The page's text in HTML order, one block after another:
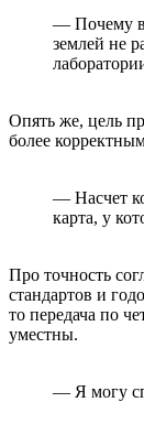
— Почему
землей не
Опять же, цель
более
— Насчет
карта, у
Про точность
стандартов и
то передача по
уместны.
— Я могу